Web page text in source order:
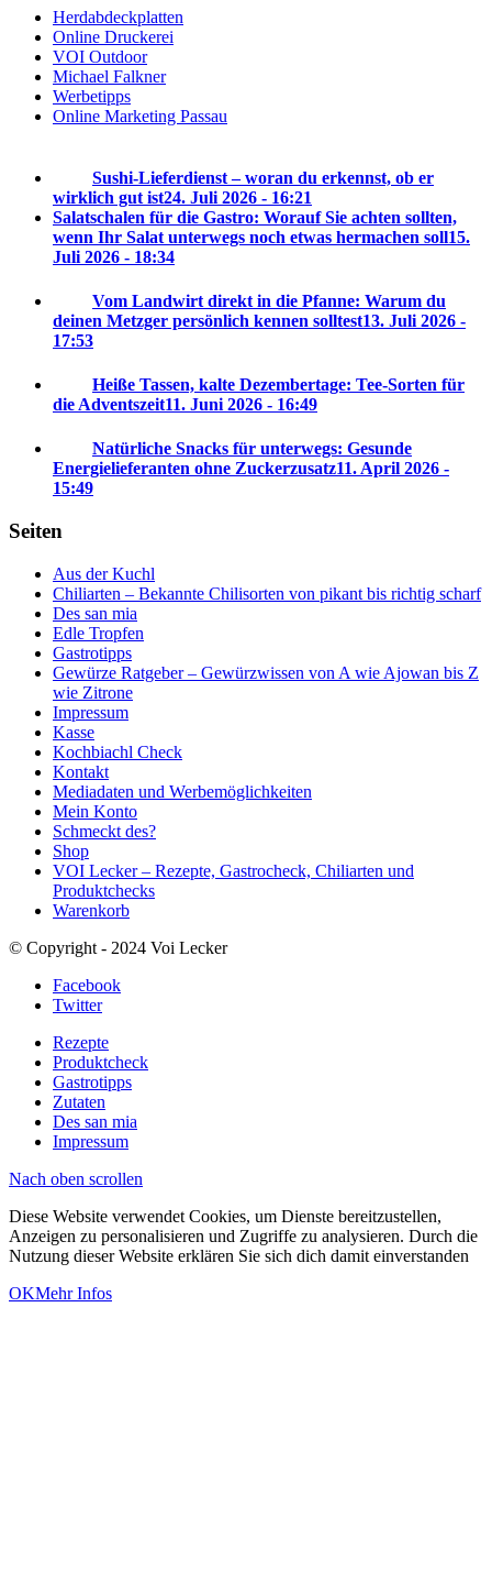
Herdabdeckplatten
Online Druckerei
VOI Outdoor
Michael Falkner
Werbetipps
Online Marketing Passau
Sushi-Lieferdienst – woran du erkennst, ob er
wirklich gut ist24. Juli 2026 - 16:21
Salatschalen für die Gastro: Worauf Sie achten sollten,
wenn Ihr Salat unterwegs noch etwas hermachen soll15.
Juli 2026 - 18:34
Vom Landwirt direkt in die Pfanne: Warum du
deinen Metzger persönlich kennen solltest13. Juli 2026 -
17:53
Heiße Tassen, kalte Dezembertage: Tee-Sorten für
die Adventszeit11. Juni 2026 - 16:49
Natürliche Snacks für unterwegs: Gesunde
Energielieferanten ohne Zuckerzusatz11. April 2026 -
15:49
Seiten
Aus der Kuchl
Chiliarten – Bekannte Chilisorten von pikant bis richtig scharf
Des san mia
Edle Tropfen
Gastrotipps
Gewürze Ratgeber – Gewürzwissen von A wie Ajowan bis Z
wie Zitrone
Impressum
Kasse
Kochbiachl Check
Kontakt
Mediadaten und Werbemöglichkeiten
Mein Konto
Schmeckt des?
Shop
VOI Lecker – Rezepte, Gastrocheck, Chiliarten und
Produktchecks
Warenkorb
© Copyright - 2024 Voi Lecker
Facebook
Twitter
Rezepte
Produktcheck
Gastrotipps
Zutaten
Des san mia
Impressum
Nach oben scrollen
Diese Website verwendet Cookies, um Dienste bereitzustellen,
Anzeigen zu personalisieren und Zugriffe zu analysieren. Durch die
Nutzung dieser Website erklären Sie sich dich damit einverstanden
OKMehr Infos